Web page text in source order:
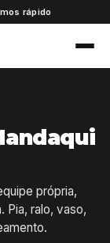
rápido
própria,
Pia, ralo, vaso,